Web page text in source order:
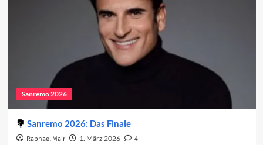
Sanremo 2026
Sanremo 2026: Das Finale
Raphael Mair 1. März 2026 4